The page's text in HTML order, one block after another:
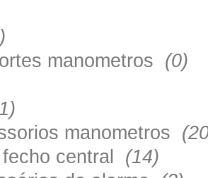
manometros (0)
manometros
central (14)